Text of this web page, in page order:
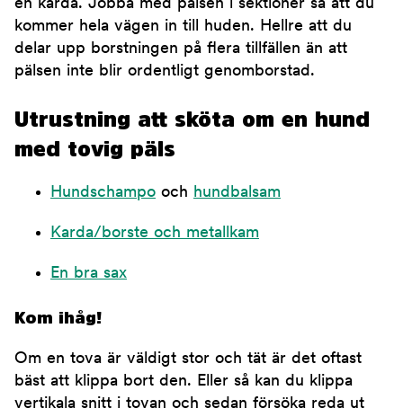
en karda. Jobba med pälsen i sektioner så att du
kommer hela vägen in till huden. Hellre att du
delar upp borstningen på flera tillfällen än att
pälsen inte blir ordentligt genomborstad.
Utrustning att sköta om en hund
med tovig päls
Hundschampo och hundbalsam
Karda/borste och metallkam
En bra sax
Kom ihåg!
Om en tova är väldigt stor och tät är det oftast
bäst att klippa bort den. Eller så kan du klippa
vertikala snitt i tovan och sedan försöka reda ut